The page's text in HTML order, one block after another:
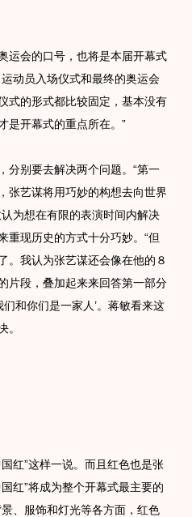
会的口号，也将是本届开幕式
动员入场仪式和最终的奥运会
式的形式都比较固定，基本没有
是开幕式的重点所在。”
别要去解决两个问题。“第一
张艺谋将用巧妙的构想去向世界
为想在有限的表演时间内解决
重现历史的方式十分巧妙。“但
。我认为张艺谋还会像在他的８
片段，叠加起来来回答第一部分
和你们是一家人’。蒋敏看来这
。
红”这样一说。而且红色也是张
红”将成为整个开幕式最主要的
、服饰和灯光等各方面，红色